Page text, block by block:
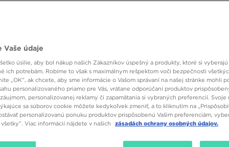
oddych? Alebo možno máte radi voľný, športový štýl? Potom siahnite
prevažne z bavlny ako Fila Babolin, Nike Zeus alebo Puma
a dlhé výlety. Na dotvorenie pohodlného vzhľadu môžete joggery
s ohľadom na bežcov: McKenzie Apollo alebo Under Armour
khaki alebo námorníckej modrej.
univerzálne a odolné. Pevná látka znamená, že vybraný model vám
tradičných džínsov určite ocenia jednoduché modely 512 alebo
storočia a čierne štýly sú skvelým doplnkom každého štýlu.
Supply&Demand. Cargo nohavice sú rovnako dobré na každodenné
North Face a Supply&Demand. Pozrite sa, čo všetko si
Vaše údaje
úsilie, aby bol nákup našich Zákazníkov úspešný a produkty, ktoré si vyberajú
ich potrebám. Robíme to však s maximálnym rešpektom voči bezpečnosti
„OK”, ak chcete, aby sme informácie o Vašom správaní na našej stránke mohli
personalizovaného priamo pre Vás, vrátane odporúčaní produktov
personalizovanej reklamy či zapamätania si vybraných preferencií. Svoje
sa súborov cookie môžete kedykoľvek zmeniť, a to kliknutím na
personalizovanú ponuku produktov prispôsobenú Vašim preferenciám,
Viac informácií nájdete v našich
zásadách ochrany osobných údajov.